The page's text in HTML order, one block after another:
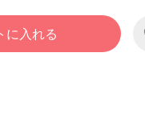
に入れる